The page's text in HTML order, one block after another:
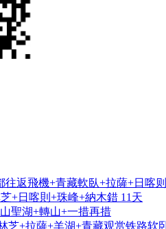
往返飛機+青藏軟臥+拉薩+日喀
+日喀則+珠峰+納木錯 11天
聖湖+轉山+一措再措
芝+拉薩+羊湖+青藏观赏铁路软